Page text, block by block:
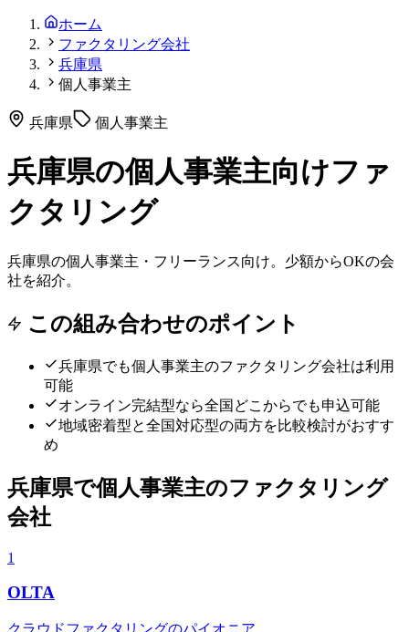
ホーム
ファクタリング会社
兵庫県
個人事業主
兵庫県 個人事業主
兵庫県の個人事業主向けファ
クタリング
兵庫県の個人事業主・フリーランス向け。少額からOKの会
社を紹介。
この組み合わせのポイント
兵庫県でも個人事業主のファクタリング会社は利用
可能
オンライン完結型なら全国どこからでも申込可能
地域密着型と全国対応型の両方を比較検討がおすす
め
兵庫県で個人事業主のファクタリング
会社
1
OLTA
クラウドファクタリングのパイオニア